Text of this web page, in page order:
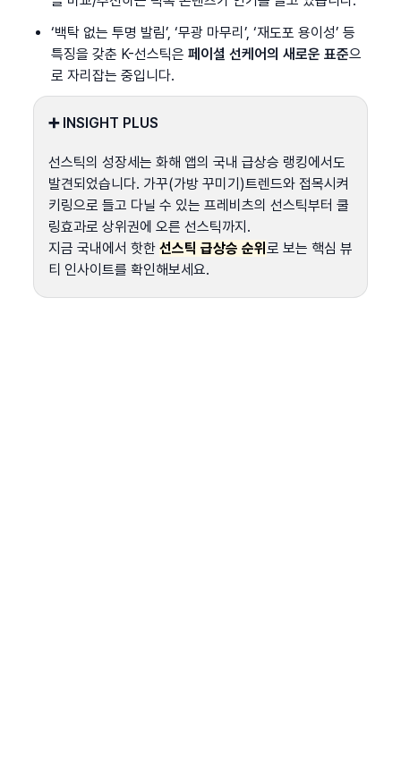
‘백탁 없는 투명 발림’, ‘무광 마무리’, ‘재도포 용이성’ 등
특징을 갖춘 K-선스틱은 페이셜 선케어의 새로운 표준으
로 자리잡는 중입니다.
➕ INSIGHT PLUS
선스틱의 성장세는 화해 앱의 국내 급상승 랭킹에서도
발견되었습니다. 가꾸(가방 꾸미기)트렌드와 접목시켜
키링으로 들고 다닐 수 있는 프레비츠의 선스틱부터 쿨
링효과로 상위권에 오른 선스틱까지.
지금 국내에서 핫한 선스틱 급상승 순위로 보는 핵심 뷰
티 인사이트를 확인해보세요.